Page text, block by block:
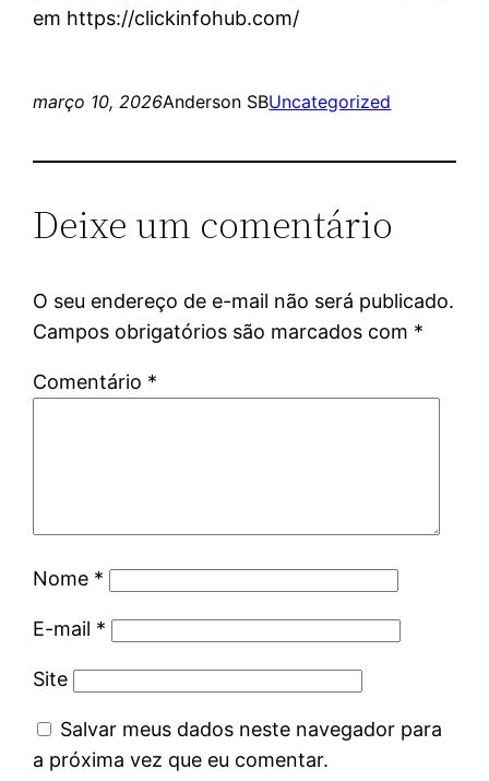
em https://clickinfohub.com/
março 10, 2026Anderson SBUncategorized
Deixe um comentário
O seu endereço de e-mail não será publicado.
Campos obrigatórios são marcados com *
Comentário *
Nome *
E-mail *
Site
Salvar meus dados neste navegador para
a próxima vez que eu comentar.